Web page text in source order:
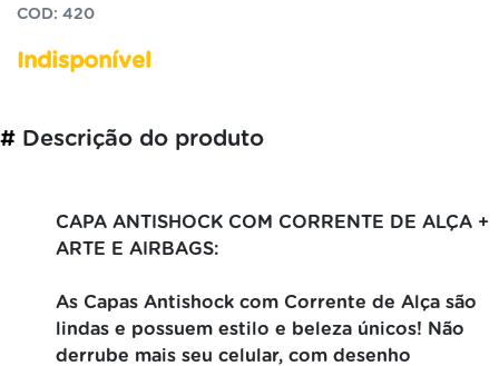
COD: 420
Indisponível
# Descrição do produto
CAPA ANTISHOCK COM CORRENTE DE ALÇA +
ARTE E AIRBAGS:
As Capas Antishock com Corrente de Alça são
lindas e possuem estilo e beleza únicos! Não
derrube mais seu celular, com desenho